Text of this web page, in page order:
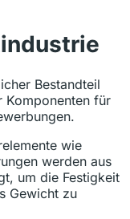
Bestandteil
Komponenten für
wie
werden aus
um die Festigkeit
Gewicht zu